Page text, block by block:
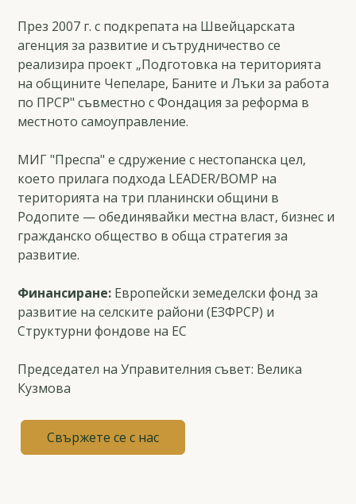
През 2007 г. с подкрепата на Швейцарската
агенция за развитие и сътрудничество се
реализира проект „Подготовка на територията
на общините Чепеларе, Баните и Лъки за работа
по ПРСР" съвместно с Фондация за реформа в
местното самоуправление.
МИГ "Преспа" е сдружение с нестопанска цел,
което прилага подхода LEADER/ВОМР на
територията на три планински общини в
Родопите — обединявайки местна власт, бизнес и
гражданско общество в обща стратегия за
развитие.
Финансиране: Европейски земеделски фонд за
развитие на селските райони (ЕЗФРСР) и
Структурни фондове на ЕС
Председател на Управителния съвет: Велика
Кузмова
Свържете се с нас